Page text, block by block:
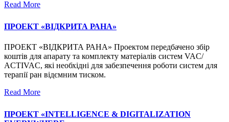
Read More
ПРОЕКТ «ВІДКРИТА РАНА»
ПРОЕКТ «ВІДКРИТА РАНА» Проектом передбачено збір
коштів для апарату та комплекту матеріалів систем VAC/
ACTIVAC, які необхідні для забезпечення роботи систем для
терапії ран відємним тиском.
Read More
ПРОЕКТ «INTELLIGENCE & DIGITALIZATION